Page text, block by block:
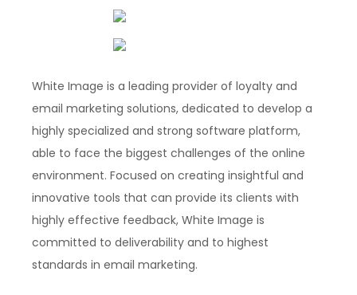
White Image is a leading provider of loyalty and
email marketing solutions, dedicated to develop a
highly specialized and strong software platform,
able to face the biggest challenges of the online
environment. Focused on creating insightful and
innovative tools that can provide its clients with
highly effective feedback, White Image is
committed to deliverability and to highest
standards in email marketing.